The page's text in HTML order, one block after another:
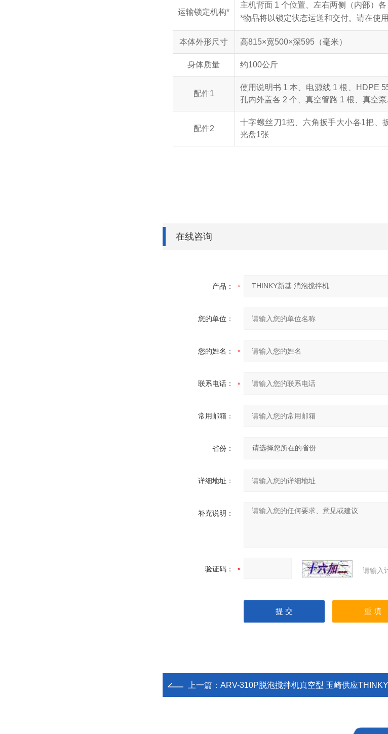
运输锁定机构*
主机背面 1 个位置、左右两侧（内部）各
*物品将以锁定状态运送和交付。 请在使
本体外形尺寸 高815×宽500×深595（毫米）
身体质量 约100公斤
配件1
使用说明书 1 本、电源线 1 根、HDPE
孔内外盖各 2 个、真空管路 1 根、真空
配件2
十字螺丝刀1把、六角扳手大小各1把、
光盘1张
在线咨询
产品：
您的单位：
您的姓名：
联系电话：
常用邮箱：
省份：
详细地址：
补充说明：
验证码： 请输入
上一篇： ARV-310P脱泡搅拌机真空型 玉崎供应THINKY新基